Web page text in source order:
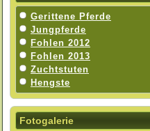
Gerittene Pferde
Jungpferde
Fohlen 2012
Fohlen 2013
Zuchtstuten
Hengste
Fotogalerie